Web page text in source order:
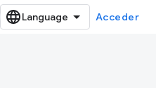
Acceder